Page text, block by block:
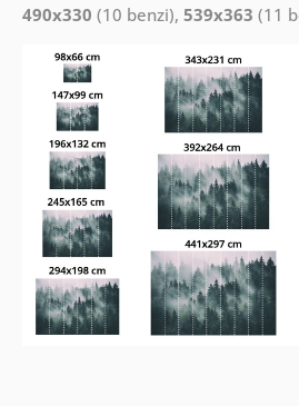
490x330 (10 benzi), 539x363 (11